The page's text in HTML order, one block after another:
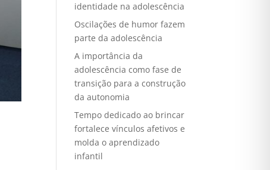
identidade na adolescência
Oscilações de humor fazem
parte da adolescência
A importância da
adolescência como fase de
transição para a construção
da autonomia
Tempo dedicado ao brincar
fortalece vínculos afetivos e
molda o aprendizado
infantil